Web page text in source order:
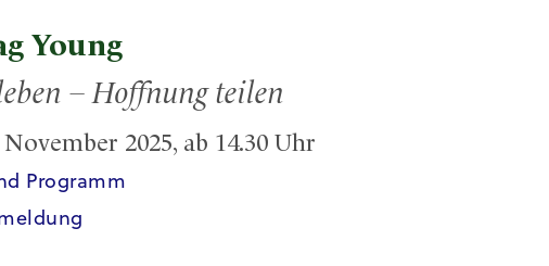
Young
– Hoffnung teilen
2025, ab 14.30 Uhr
Programm